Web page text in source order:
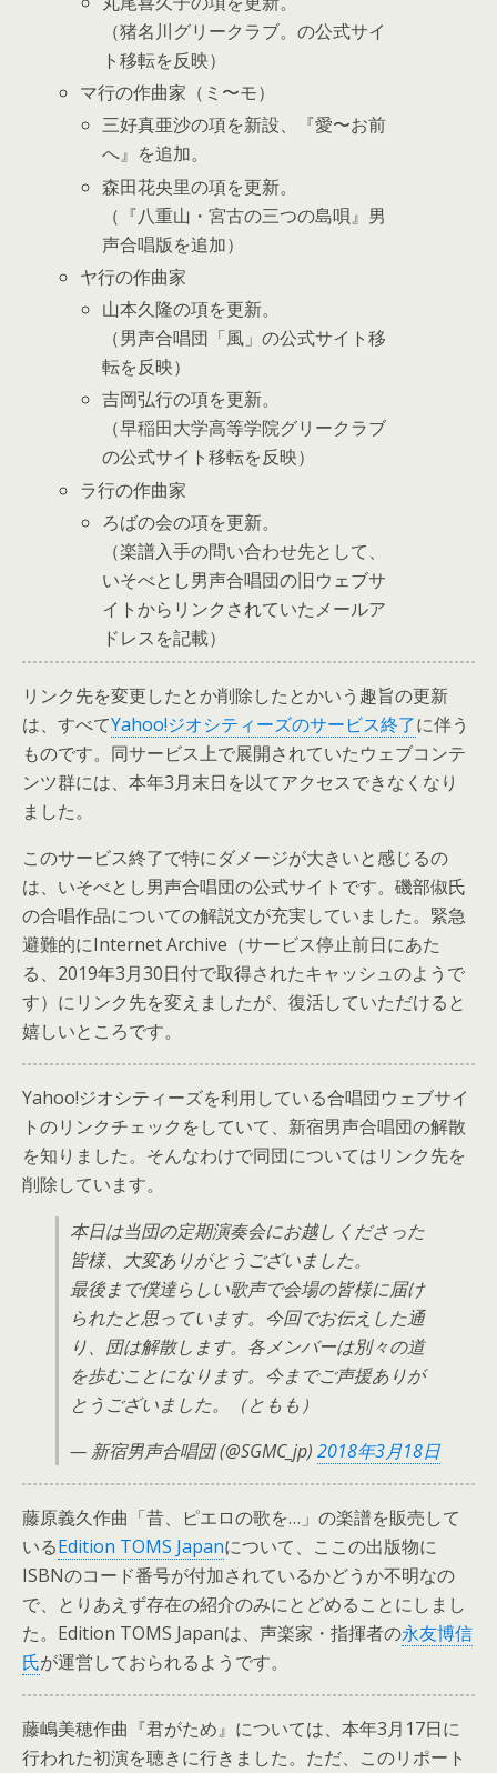
（猪名川グリークラブ。の公式サイ
ト移転を反映）
マ行の作曲家（ミ〜モ）
三好真亜沙の項を新設、『愛〜お前
へ』を追加。
森田花央里の項を更新。
（『八重山・宮古の三つの島唄』男
声合唱版を追加）
ヤ行の作曲家
山本久隆の項を更新。
（男声合唱団「風」の公式サイト移
転を反映）
吉岡弘行の項を更新。
（早稲田大学高等学院グリークラブ
の公式サイト移転を反映）
ラ行の作曲家
ろばの会の項を更新。
（楽譜入手の問い合わせ先として、
いそべとし男声合唱団の旧ウェブサ
イトからリンクされていたメールア
ドレスを記載）
リンク先を変更したとか削除したとかいう趣旨の更新
は、すべてYahoo!ジオシティーズのサービス終了に伴う
ものです。同サービス上で展開されていたウェブコンテ
ンツ群には、本年3月末日を以てアクセスできなくなり
ました。
このサービス終了で特にダメージが大きいと感じるの
は、いそべとし男声合唱団の公式サイトです。磯部俶氏
の合唱作品についての解説文が充実していました。緊急
避難的にInternet Archive（サービス停止前日にあた
る、2019年3月30日付で取得されたキャッシュのようで
す）にリンク先を変えましたが、復活していただけると
嬉しいところです。
Yahoo!ジオシティーズを利用している合唱団ウェブサイ
トのリンクチェックをしていて、新宿男声合唱団の解散
を知りました。そんなわけで同団についてはリンク先を
削除しています。
本日は当団の定期演奏会にお越しくださった
皆様、大変ありがとうございました。
最後まで僕達らしい歌声で会場の皆様に届け
られたと思っています。今回でお伝えした通
り、団は解散します。各メンバーは別々の道
を歩むことになります。今までご声援ありが
とうございました。（ともも）
— 新宿男声合唱団 (@SGMC_jp) 2018年3月18日
藤原義久作曲「昔、ピエロの歌を…」の楽譜を販売して
いるEdition TOMS Japanについて、ここの出版物に
ISBNのコード番号が付加されているかどうか不明なの
で、とりあえず存在の紹介のみにとどめることにしまし
た。Edition TOMS Japanは、声楽家・指揮者の永友博信
氏が運営しておられるようです。
藤嶋美穂作曲『君がため』については、本年3月17日に
行われた初演を聴きに行きました。ただ、このリポート